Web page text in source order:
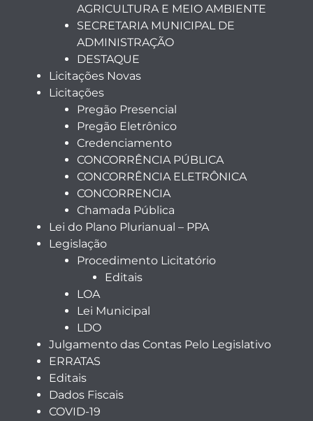
AGRICULTURA E MEIO AMBIENTE
SECRETARIA MUNICIPAL DE
ADMINISTRAÇÃO
DESTAQUE
Licitações Novas
Licitações
Pregão Presencial
Pregão Eletrônico
Credenciamento
CONCORRÊNCIA PÚBLICA
CONCORRÊNCIA ELETRÔNICA
CONCORRENCIA
Chamada Pública
Lei do Plano Plurianual – PPA
Legislação
Procedimento Licitatório
Editais
LOA
Lei Municipal
LDO
Julgamento das Contas Pelo Legislativo
ERRATAS
Editais
Dados Fiscais
COVID-19